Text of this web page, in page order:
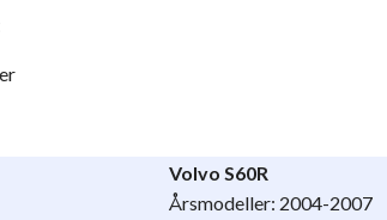
Volvo S60R
Årsmodeller: 2004-2007